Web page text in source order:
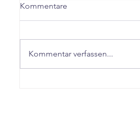
Kommentare
Kommentar verfassen...